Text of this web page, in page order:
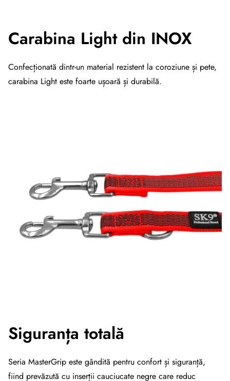
Carabina Light din INOX
Confecționată dintr-un material rezistent la coroziune și pete,
carabina Light este foarte ușoară și durabilă.
Siguranța totală
Seria MasterGrip este gândită pentru confort și siguranță,
fiind prevăzută cu inserții cauciucate negre care reduc